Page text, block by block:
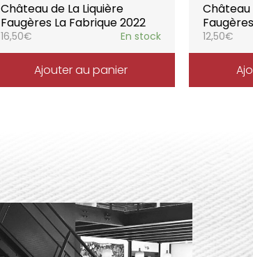
Château de La Liquière
Faugères La Fabrique 2022
16,50€ En stock
Ajouter au panier
Château
12,50€